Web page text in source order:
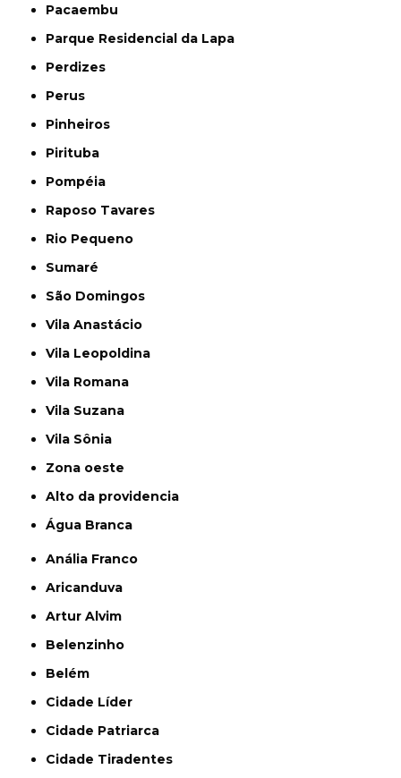
Pacaembu
Parque Residencial da Lapa
Perdizes
Perus
Pinheiros
Pirituba
Pompéia
Raposo Tavares
Rio Pequeno
Sumaré
São Domingos
Vila Anastácio
Vila Leopoldina
Vila Romana
Vila Suzana
Vila Sônia
Zona oeste
alto da providencia
Água Branca
Anália Franco
Aricanduva
Artur Alvim
Belenzinho
Belém
Cidade Líder
Cidade Patriarca
Cidade Tiradentes